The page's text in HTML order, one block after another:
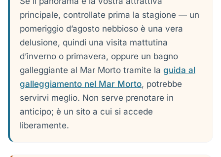
principale, controllate prima la stagione — un
pomeriggio d’agosto nebbioso è una vera
delusione, quindi una visita mattutina
d’inverno o primavera, oppure un bagno
galleggiante al Mar Morto tramite la guida al
galleggiamento nel Mar Morto, potrebbe
servirvi meglio. Non serve prenotare in
anticipo; è un sito a cui si accede
liberamente.